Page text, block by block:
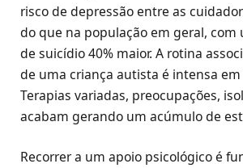
risco de depressão entre as
do que na população em geral,
de suicídio 40% maior. A rotina
de uma criança autista é intensa em
Terapias variadas, preocupações,
acabam gerando um acúmulo de
Recorrer a um apoio psicológico é